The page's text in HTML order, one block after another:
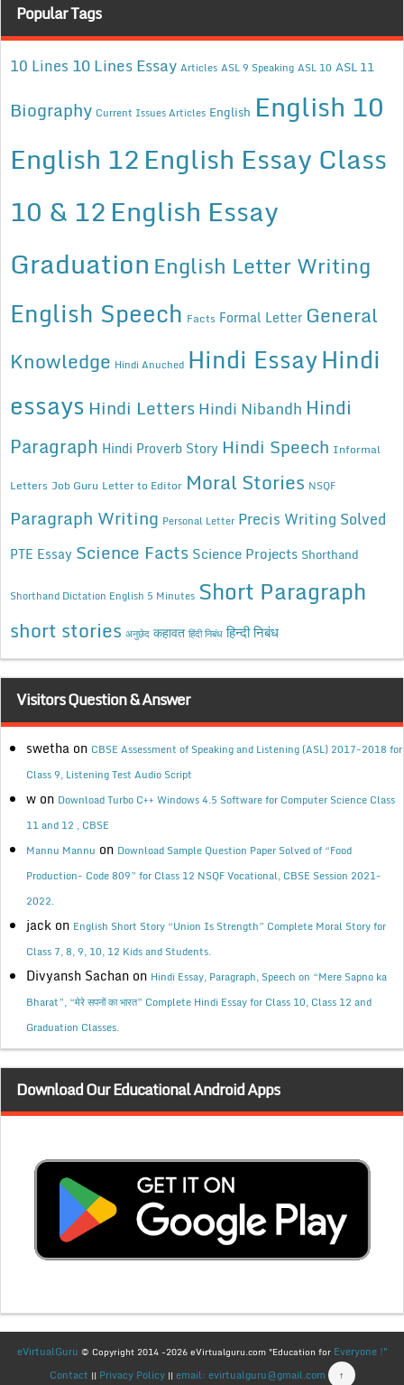
Popular Tags
10 Lines 10 Lines Essay Articles ASL 9 Speaking ASL 10 ASL 11
Biography Current Issues Articles English English 10
English 12English Essay Class
10 & 12English Essay
Graduation English Letter Writing
English Speech Facts Formal Letter General
Knowledge Hindi Anuched Hindi EssayHindi
essays Hindi Letters Hindi Nibandh Hindi
Paragraph Hindi Proverb Story Hindi Speech Informal
Letters Job Guru Letter to Editor Moral Stories NSQF
Paragraph Writing Personal Letter Precis Writing Solved
PTE Essay Science Facts Science Projects Shorthand
Shorthand Dictation English 5 Minutes Short Paragraph
short stories अनुछेद कहावत हिंदी निबंध हिन्दी निबंध
Visitors Question & Answer
swetha on CBSE Assessment of Speaking and Listening (ASL) 2017-2018 for
Class 9, Listening Test Audio Script
w on Download Turbo C++ Windows 4.5 Software for Computer Science Class
11 and 12 , CBSE
Mannu Mannu on Download Sample Question Paper Solved of “Food
Production- Code 809” for Class 12 NSQF Vocational, CBSE Session 2021-
2022.
jack on English Short Story “Union Is Strength” Complete Moral Story for
Class 7, 8, 9, 10, 12 Kids and Students.
Divyansh Sachan on Hindi Essay, Paragraph, Speech on “Mere Sapno ka
Bharat”, “मेरे सपनों का भारत” Complete Hindi Essay for Class 10, Class 12 and
Graduation Classes.
Download Our Educational Android Apps
eVirtualGuru © Copyright 2014 -2026 eVirtualguru.com "Education for Everyone !"
Contact || Privacy Policy|| email: evirtualguru@gmail.com ↑